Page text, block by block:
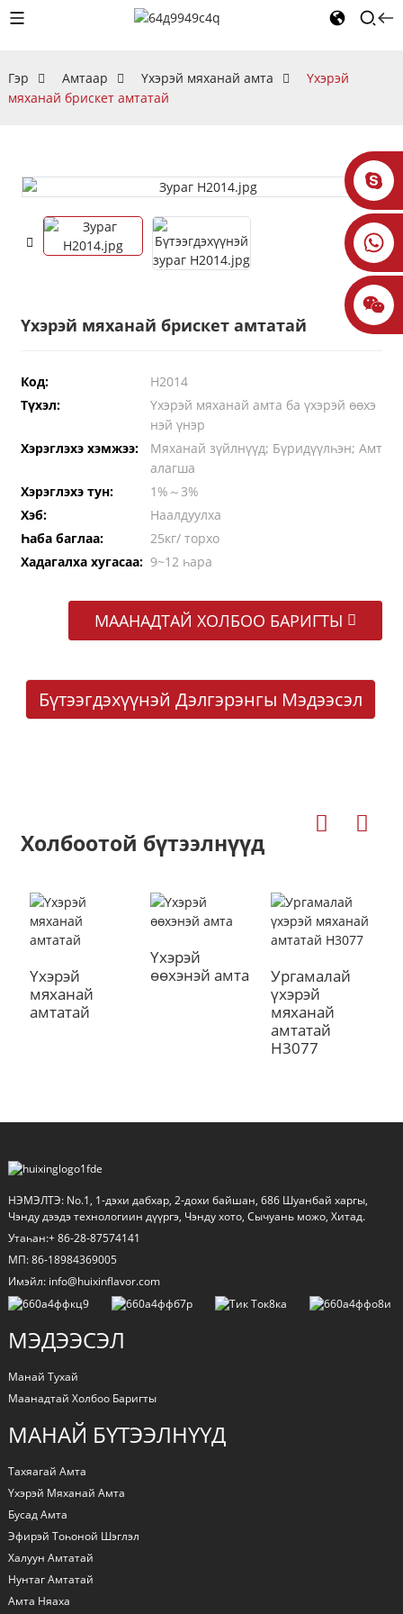
Гэр Амтаар Үхэрэй мяханай амта
Үхэрэй
мяханай брискет амтатай
Үхэрэй мяханай брискет амтатай
Код:
H2014
Түхэл:
Үхэрэй мяханай амта ба үхэрэй өөхэ
нэй үнэр
Хэрэглэхэ хэмжээ:
Мяханай зүйлнүүд; Бүридүүлһэн; Амт
алагша
Хэрэглэхэ тун:
1%～3%
Хэб:
Наалдуулха
Һаба баглаа:
25кг/ торхо
Хадагалха хугасаа: 9~12 һара
МААНАДТАЙ ХОЛБОО БАРИГТЫ
Бүтээгдэхүүнэй Дэлгэрэнгы Мэдээсэл
Холбоотой бүтээлнүүд
Үхэрэй
мяханай
амтатай
Үхэрэй
өөхэнэй амта
Ургамалай
үхэрэй
мяханай
амтатай
H3077
НЭМЭЛТЭ: No.1, 1-дэхи дабхар, 2-дохи байшан, 686 Шуанбай харгы,
Чэнду дээдэ технологиин дүүргэ, Чэнду хото, Сычуань можо, Хитад.
Утаһан:+ 86-28-87574141
МП: 86-18984369005
Имэйл: info@huixinflavor.com
МЭДЭЭСЭЛ
Манай Тухай
Маанадтай Холбоо Баригты
МАНАЙ БҮТЭЭЛНҮҮД
Тахяагай Амта
Үхэрэй Мяханай Амта
Бусад Амта
Эфирэй Тоһоной Шэглэл
Халуун Амтатай
Нунтаг Амтатай
Амта Няаха